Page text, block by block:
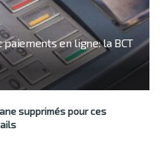
en ligne: la BCT
supprimés pour ces